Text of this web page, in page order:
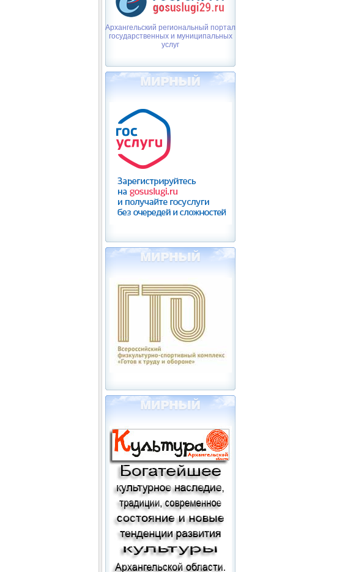
Архангельский региональный портал
государственных и муниципальных
услуг